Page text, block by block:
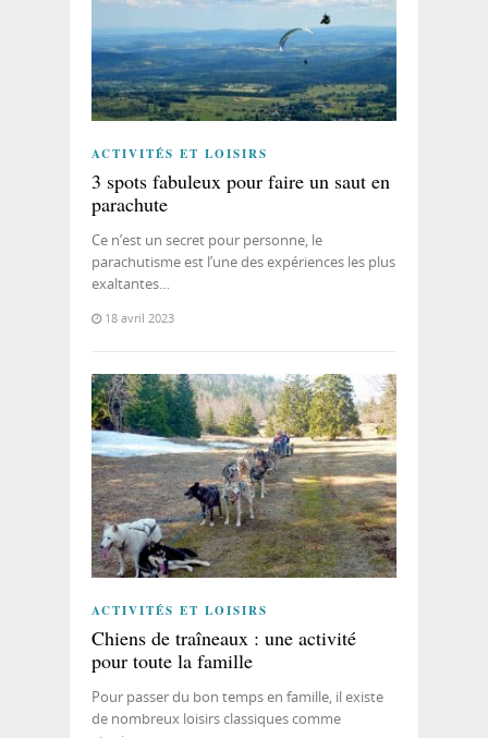
ACTIVITÉS ET LOISIRS
3 spots fabuleux pour faire un saut en
parachute
Ce n’est un secret pour personne, le
parachutisme est l’une des expériences les plus
exaltantes…
18 avril 2023
ACTIVITÉS ET LOISIRS
Chiens de traîneaux : une activité
pour toute la famille
Pour passer du bon temps en famille, il existe
de nombreux loisirs classiques comme